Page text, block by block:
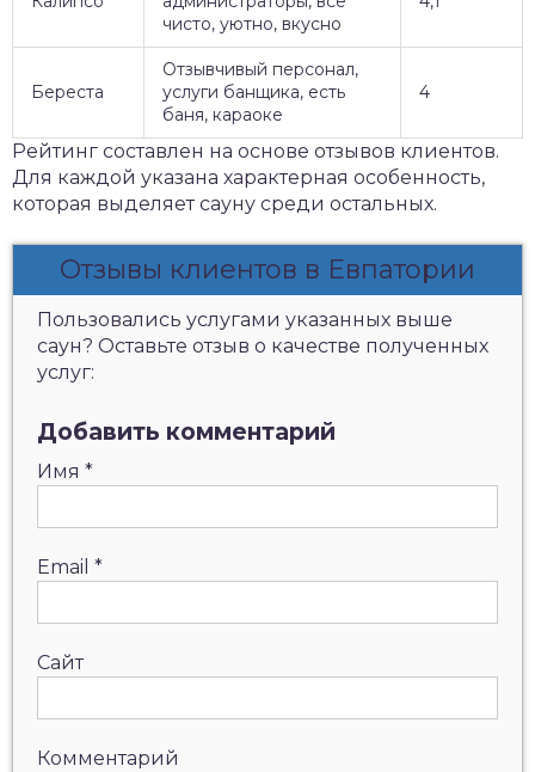
чисто, уютно, вкусно
Береста
Отзывчивый персонал,
услуги банщика, есть
баня, караоке
4
Рейтинг составлен на основе отзывов клиентов.
Для каждой указана характерная особенность,
которая выделяет сауну среди остальных.
Отзывы клиентов в Евпатории
Пользовались услугами указанных выше
саун? Оставьте отзыв о качестве полученных
услуг:
Добавить комментарий
Имя *
Email *
Сайт
Комментарий